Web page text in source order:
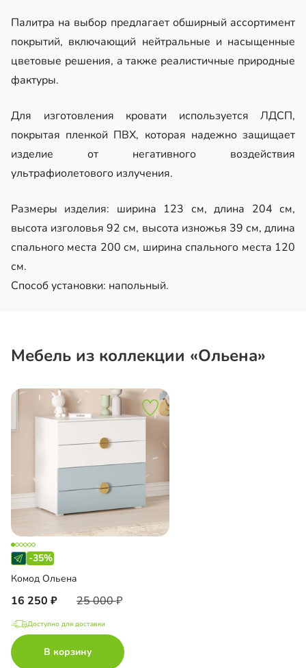
Палитра на выбор предлагает обширный ассортимент
покрытий, включающий нейтральные и насыщенные
цветовые решения, а также реалистичные природные
фактуры.
Для изготовления кровати используется ЛДСП,
покрытая пленкой ПВХ, которая надежно защищает
изделие от негативного воздействия
ультрафиолетового излучения.
Размеры изделия: ширина 123 см, длина 204 см,
высота изголовья 92 см, высота изножья 39 см, длина
спального места 200 см, ширина спального места 120
см.
Способ установки: напольный.
Мебель из коллекции «Ольена»
-35%
Комод Ольена
16 250 25 000
Доступно для доставки
В корзину